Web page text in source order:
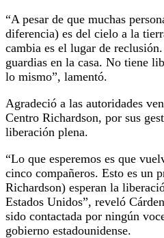
“A pesar de que muchas
diferencia) es del cielo a la
cambia es el lugar de
guardias en la casa. No tiene
lo mismo”, lamentó.
Agradeció a las autoridades
Centro Richardson, por sus
liberación plena.
“Lo que esperemos es que
cinco compañeros. Esto es un
Richardson) esperan la
Estados Unidos”, reveló
sido contactada por ningún
gobierno estadounidense.